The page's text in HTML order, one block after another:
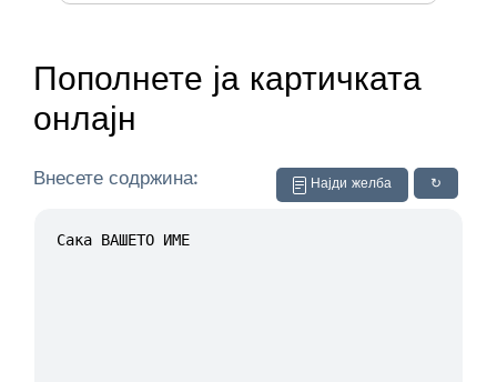
Пополнете ја картичката
онлајн
↻
Најди желба
Внесете содржина: